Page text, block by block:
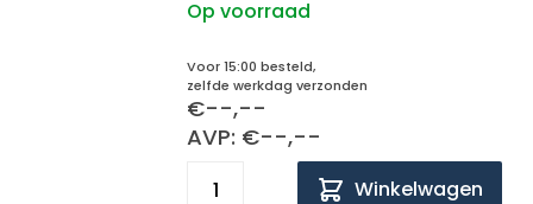
Op voorraad
Voor 15:00 besteld,
zelfde werkdag verzonden
€--,--
AVP: €--,--
Winkelwagen